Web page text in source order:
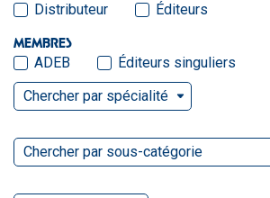
Distributeur Éditeurs
MEMBRES
ADEB
Éditeurs singuliers
Chercher par spécialité
Chercher par sous-catégorie